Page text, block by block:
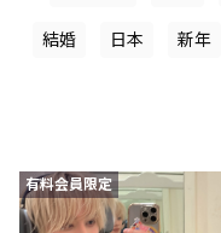
結婚 日本 新年
有料会員限定